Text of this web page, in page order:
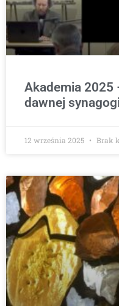
Akademia 2025
dawnej
12 września 2025 Brak